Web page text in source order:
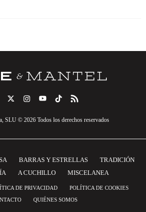
SLU © 2026 Todos los derechos reservados
BARRAS Y ESTRELLAS
TRADICIÓN
A CUCHILLO MISCELANEA
DE PRIVACIDAD
POLÍTICA DE COOKIES
QUIÉNES SOMOS